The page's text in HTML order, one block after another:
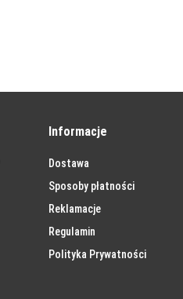
Informacje
Dostawa
Sposoby płatności
Reklamacje
Regulamin
Polityka Prywatności